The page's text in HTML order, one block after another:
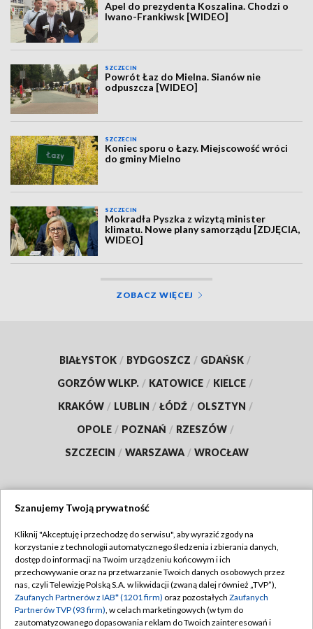
Apel do prezydenta Koszalina. Chodzi o
Iwano-Frankiwsk [WIDEO]
SZCZECIN
Powrót Łaz do Mielna. Sianów nie
odpuszcza [WIDEO]
SZCZECIN
Koniec sporu o Łazy. Miejscowość wróci
do gminy Mielno
SZCZECIN
Mokradła Pyszka z wizytą minister
klimatu. Nowe plany samorządu [ZDJĘCIA,
WIDEO]
ZOBACZ WIĘCEJ
BIAŁYSTOK / BYDGOSZCZ / GDAŃSK /
GORZÓW WLKP. / KATOWICE / KIELCE /
KRAKÓW / LUBLIN / ŁÓDŹ / OLSZTYN /
OPOLE / POZNAŃ / RZESZÓW /
SZCZECIN / WARSZAWA / WROCŁAW
TVP
Abonament TVP
Emisja w TVP
Centrum informacji TVP
Regulamin TVP
Polityka prywatności
Moje zgody
Szanujemy Twoją prywatność
Kliknij "Akceptuję i przechodzę do serwisu", aby wyrazić zgody na
korzystanie z technologii automatycznego śledzenia i zbierania danych,
dostęp do informacji na Twoim urządzeniu końcowym i ich
przechowywanie oraz na przetwarzanie Twoich danych osobowych przez
nas, czyli Telewizję Polską S.A. w likwidacji (zwaną dalej również „TVP”),
Zaufanych Partnerów z IAB* (1201 firm) oraz pozostałych Zaufanych
Partnerów TVP (93 firm), w celach marketingowych (w tym do
zautomatyzowanego dopasowania reklam do Twoich zainteresowań i